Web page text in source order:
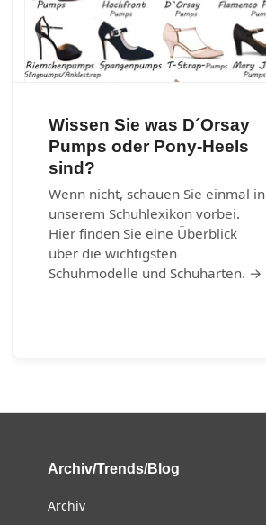
Wissen Sie was D´Orsay
Pumps oder Pony-Heels
sind?
Wenn nicht, schauen Sie einmal in
unserem Schuhlexikon vorbei.
Hier finden Sie eine Überblick
über die wichtigsten
Schuhmodelle und Schuharten. →
Archiv/Trends/Blog
Archiv